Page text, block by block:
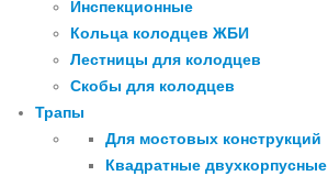
Инспекционные
Кольца колодцев ЖБИ
Лестницы для колодцев
Скобы для колодцев
Трапы
Для мостовых конструкций
Квадратные двухкорпусные